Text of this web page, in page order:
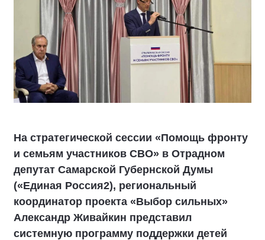
На стратегической сессии «Помощь фронту
и семьям участников СВО» в Отрадном
депутат Самарской Губернской Думы
(«Единая Россия2), региональный
координатор проекта «Выбор сильных»
Александр Живайкин представил
системную программу поддержки детей